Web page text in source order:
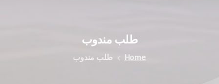
طلب مندوب
Home طلب مندوب